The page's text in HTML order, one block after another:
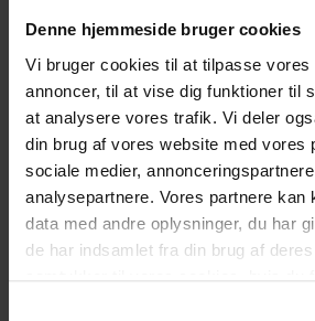
Denne hjemmeside bruger cookies
Vi bruger cookies til at tilpasse vores
annoncer, til at vise dig funktioner til
at analysere vores trafik. Vi deler
din brug af vores website med vores
sociale medier,
analysepartnere. Vores partnere kan
data med andre oplysninger, du har
de har indsamlet fra din brug af
samtykker til vores cookies, hvis du
263 - November / December
2023
262 -
2023
261 - July / August 2023 260 -
2023